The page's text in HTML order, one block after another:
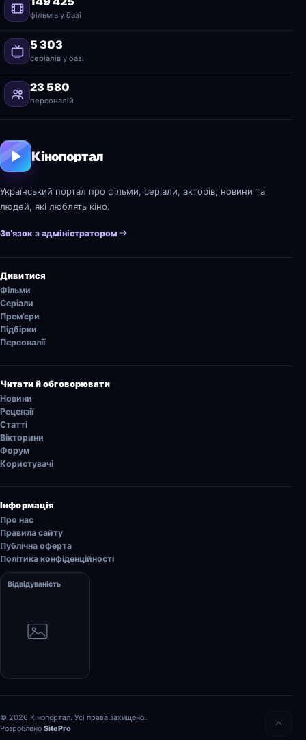
фільмів у базі
5 303
серіалів у базі
23 580
персоналій
Кінопортал
Український портал про фільми, серіали, акторів, новини та
людей, які люблять кіно.
Зв’язок з адміністратором
Дивитися
Фільми
Серіали
Прем’єри
Підбірки
Персоналії
Читати й обговорювати
Новини
Рецензії
Статті
Вікторини
Форум
Користувачі
Інформація
Про нас
Правила сайту
Публічна оферта
Політика конфіденційності
Відвідуваність
© 2026 Кінопортал. Усі права захищено.
Розроблено SitePro